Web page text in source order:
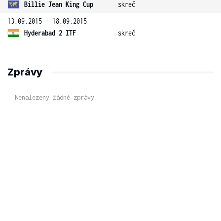
Billie Jean King Cup
skreč
13.09.2015 - 18.09.2015
Hyderabad 2 ITF
skreč
Zprávy
Nenalezeny žádné zprávy.